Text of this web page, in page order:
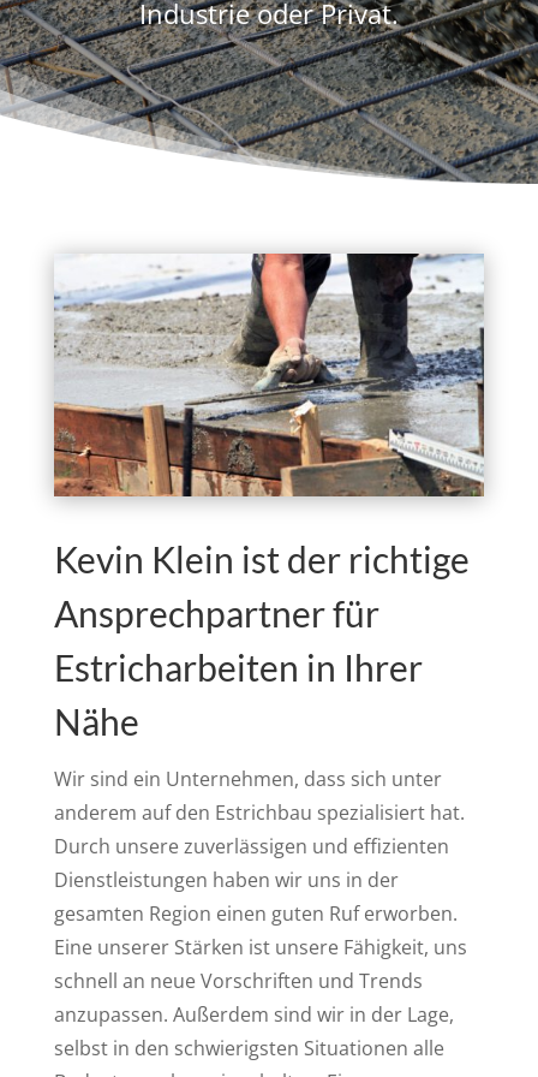
Industrie oder Privat.
Kevin Klein ist der richtige
Ansprechpartner für
Estricharbeiten in Ihrer
Nähe
Wir sind ein Unternehmen, dass sich unter
anderem auf den Estrichbau spezialisiert hat.
Durch unsere zuverlässigen und effizienten
Dienstleistungen haben wir uns in der
gesamten Region einen guten Ruf erworben.
Eine unserer Stärken ist unsere Fähigkeit, uns
schnell an neue Vorschriften und Trends
anzupassen. Außerdem sind wir in der Lage,
selbst in den schwierigsten Situationen alle